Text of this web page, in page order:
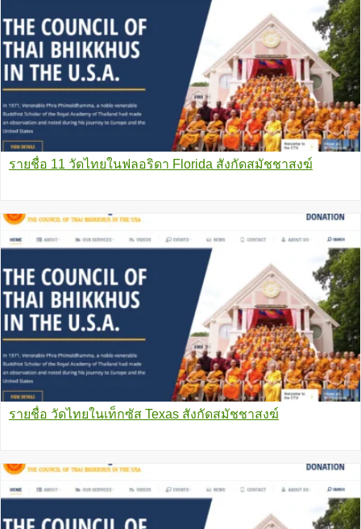
รายชื่อ 11 วัดไทยในฟลอริดา Florida สังกัดสมัชชาสงฆ์
รายชื่อ วัดไทยในเท็กซัส Texas สังกัดสมัชชาสงฆ์